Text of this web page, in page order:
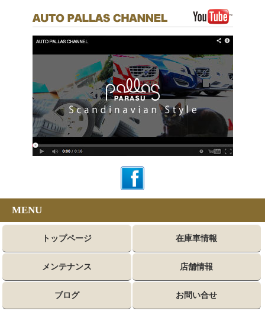
MENU
トップページ 在庫車情報
メンテナンス 店舗情報
ブログ お問い合せ